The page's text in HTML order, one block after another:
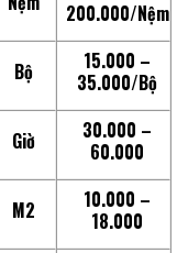
200.000/Nệm
Bộ
15.000 –
35.000/Bộ
Giờ
30.000 –
60.000
M2
10.000 –
18.000